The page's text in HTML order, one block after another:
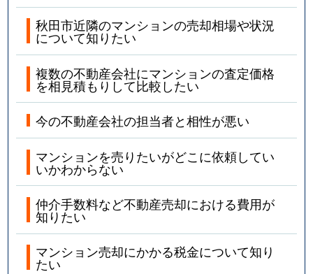
秋田市近隣のマンションの売却相場や状況
について知りたい
複数の不動産会社にマンションの査定価格
を相見積もりして比較したい
今の不動産会社の担当者と相性が悪い
マンションを売りたいがどこに依頼してい
いかわからない
仲介手数料など不動産売却における費用が
知りたい
マンション売却にかかる税金について知り
たい